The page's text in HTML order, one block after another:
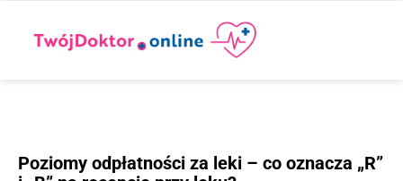
Poziomy odpłatności za leki – co oznacza „R”